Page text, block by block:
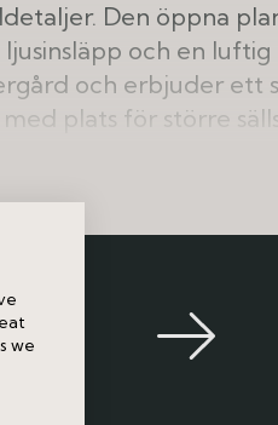
Den öppna
och en luftig
och erbjuder ett
plats för större
i platsbyggda
Ett
Välkommen på
we